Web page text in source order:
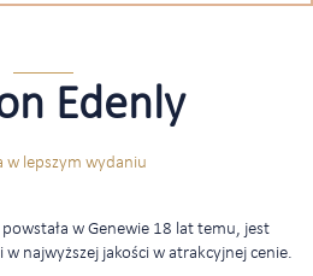
Edenly
w lepszym wydaniu
w Genewie 18 lat temu, jest
najwyższej jakości w atrakcyjnej cenie.